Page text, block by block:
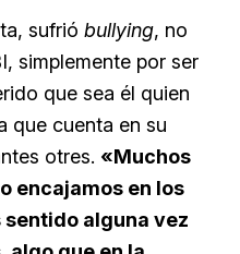
sufrió bullying, no
simplemente por ser
que sea él quien
que cuenta en su
otres. «Muchos
encajamos en los
alguna vez